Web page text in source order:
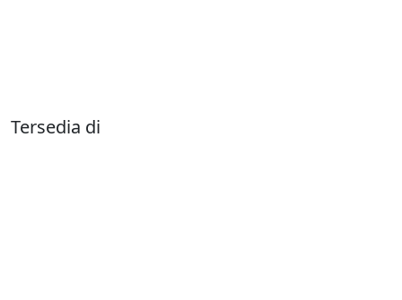
Tersedia di